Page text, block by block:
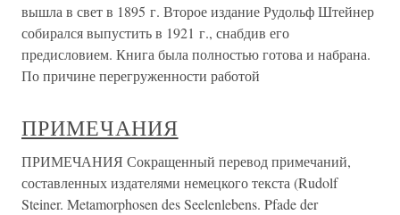
вышла в свет в 1895 г. Второе издание Рудольф Штейнер
собирался выпустить в 1921 г., снабдив его
предисловием. Книга была полностью готова и набрана.
По причине перегруженности работой
ПРИМЕЧАНИЯ
ПРИМЕЧАНИЯ Сокращенный перевод примечаний,
составленных издателями немецкого текста (Rudolf
Steiner. Metamorphosen des Seelenlebens. Pfade der